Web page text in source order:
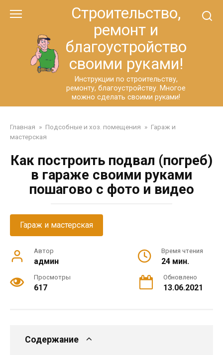
Строительство,
ремонт и
благоустройство
своими руками!
Инструкции по строительству,
ремонту, благоустройству. Многое
можно сделать своими руками!
Главная » Подсобные и хоз. помещения » Гараж и
мастерская
Как построить подвал (погреб)
в гараже своими руками
пошагово с фото и видео
Гараж и мастерская
Автор
админ
Время чтения
24 мин.
Просмотры
617
Обновлено
13.06.2021
Содержание